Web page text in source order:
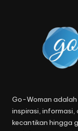
Go-Woman
inspirasi, informasi,
kecantikan hingga